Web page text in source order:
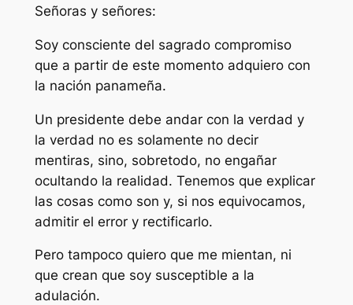
Señoras y señores:
Soy consciente del sagrado compromiso
que a partir de este momento adquiero con
la nación panameña.
Un presidente debe andar con la verdad y
la verdad no es solamente no decir
mentiras, sino, sobretodo, no engañar
ocultando la realidad. Tenemos que explicar
las cosas como son y, si nos equivocamos,
admitir el error y rectificarlo.
Pero tampoco quiero que me mientan, ni
que crean que soy susceptible a la
adulación.